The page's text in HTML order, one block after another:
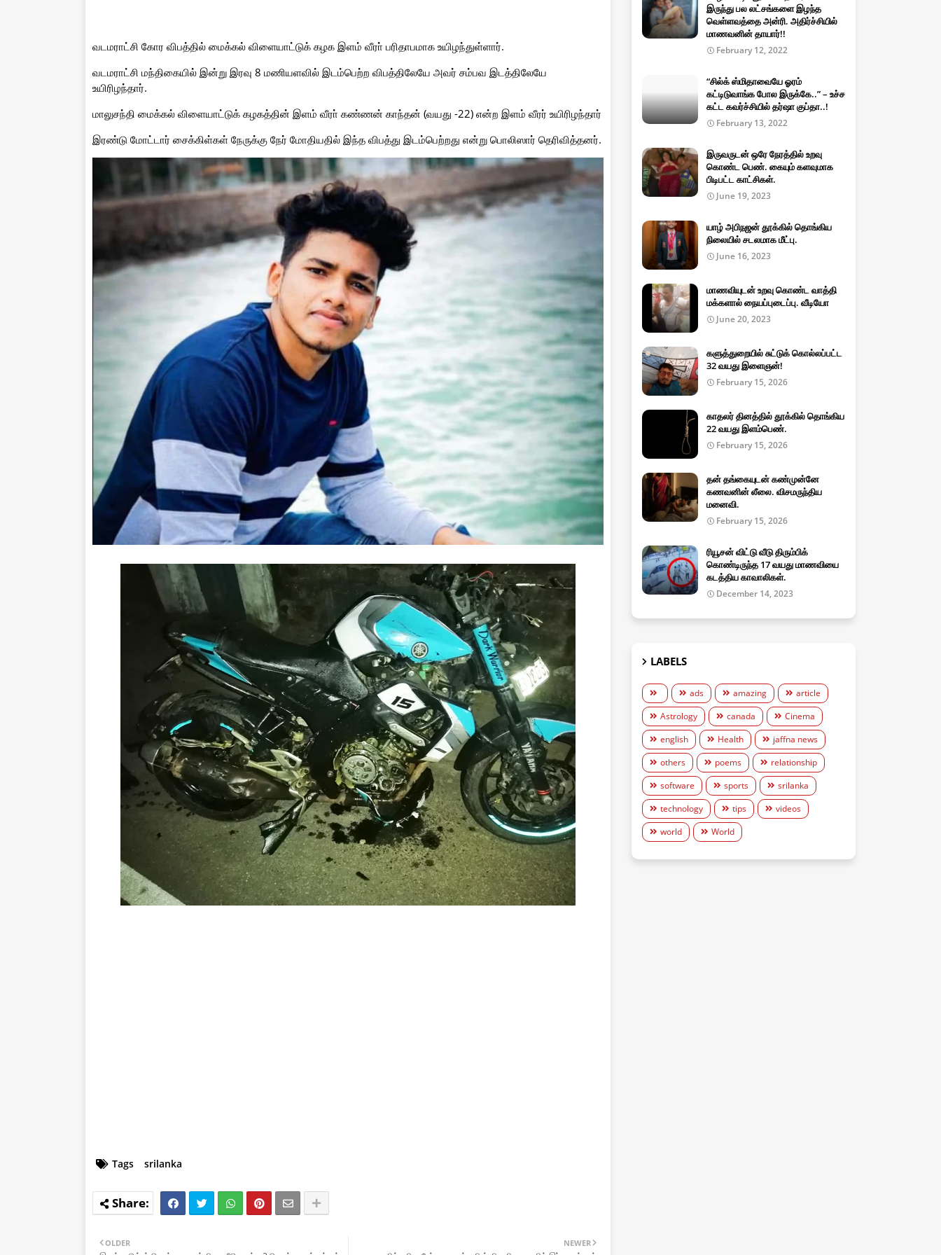
வடமராட்சி கோர விபத்தில் மைக்கல் விளையாட்டுக் கழக இளம் வீரா் பரிதாபமாக உயிழந்துள்ளார்.
வடமராட்சி மந்திகையில் இன்று இரவு 8 மணியளவில் இடம்பெற்ற விபத்திலேயே அவர் சம்பவ இடத்திலேயே
உயிரிழந்தார்.
மாலுசந்தி மைக்கல் விளையாட்டுக் கழகத்தின் இளம் வீரா் கண்ணன் காந்தன் (வயது -22) என்ற இளம் வீரர் உயிரிழந்தார்
இரண்டு மோட்டார் சைக்கிள்கள் நேருக்கு நேர் மோதியதில் இந்த விபத்து இடம்பெற்றது என்று பொலிஸார் தெரிவித்தனர்.
Tags srilanka
NEWER
OLDER
இருந்து பல லட்சங்களை இழந்த
வெள்ளவத்தை அன்ரி. அதிர்ச்சியில்
மாணவனின் தாயார்!!
February 12, 2022
“சில்க் ஸ்மிதாவையே ஓரம்
கட்டிடுவாங்க போல இருக்கே..” – உச்ச
கட்ட கவர்ச்சியில் தர்ஷா குப்தா..!
February 13, 2022
இருவருடன் ஒரே நேரத்தில் உறவு
கொண்ட பெண். கையும் களவுமாக
பிடிபட்ட காட்சிகள்.
June 19, 2023
யாழ் அபிநஜன் தூக்கில் தொங்கிய
நிலையில் சடலமாக மீட்பு.
June 16, 2023
மாணவியுடன் உறவு கொண்ட வாத்தி
மக்களால் நையப்புடைப்பு. வீடியோ
June 20, 2023
களுத்துறையில் சுட்டுக் கொல்லப்பட்ட
32 வயது இளைஞன்!
February 15, 2026
காதலர் தினத்தில் தூக்கில் தொங்கிய
22 வயது இளம்பெண்.
February 15, 2026
தன் தங்கையுடன் கண்முன்னே
கணவனின் லீலை. விசமருந்திய
மனைவி.
February 15, 2026
ரியூசன் விட்டு வீடு திரும்பிக்
கொண்டிருந்த 17 வயது மாணவியை
கடத்திய காவாலிகள்.
December 14, 2023
LABELS
ads amazing
article
Astrology
canada
Cinema
english
Health
jaffna news
others
poems
relationship
software
sports
srilanka
technology
tips
videos
world
World